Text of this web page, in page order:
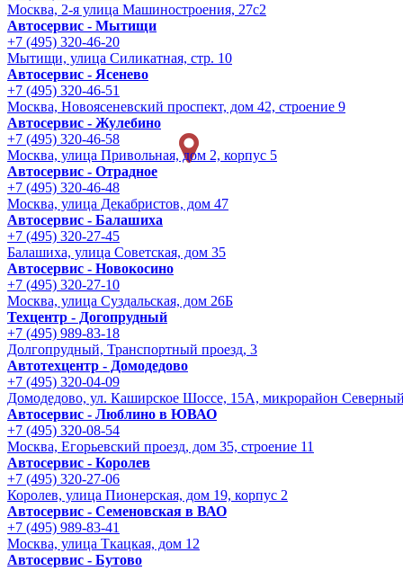
Москва, 2-я улица Машиностроения, 27с2
Автосервис - Мытищи
+7 (495) 320-46-20
Мытищи, улица Силикатная, стр. 10
Автосервис - Ясенево
+7 (495) 320-46-51
Москва, Новоясеневский проспект, дом 42, строение 9
Автосервис - Жулебино
+7 (495) 320-46-58
Москва, улица Привольная, дом 2, корпус 5
Автосервис - Отрадное
+7 (495) 320-46-48
Москва, улица Декабристов, дом 47
Автосервис - Балашиха
+7 (495) 320-27-45
Балашиха, улица Советская, дом 35
Автосервис - Новокосино
+7 (495) 320-27-10
Москва, улица Суздальская, дом 26Б
Техцентр - Догопрудный
+7 (495) 989-83-18
Долгопрудный, Транспортный проезд, 3
Автотехцентр - Домодедово
+7 (495) 320-04-09
Домодедово, ул. Каширское Шоссе, 15А, микрорайон
Автосервис - Люблино в ЮВАО
+7 (495) 320-08-54
Москва, Егорьевский проезд, дом 35, строение 11
Автосервис - Королев
+7 (495) 320-27-06
Королев, улица Пионерская, дом 19, корпус 2
Автосервис - Семеновская в ВАО
+7 (495) 989-83-41
Москва, улица Ткацкая, дом 12
Автосервис - Бутово